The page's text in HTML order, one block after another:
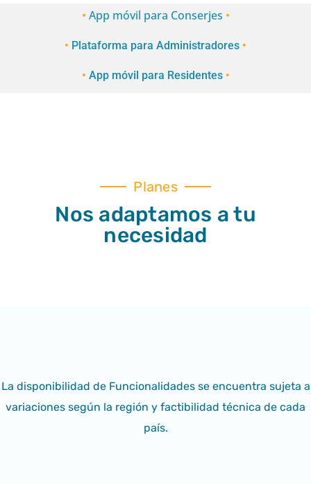
• App móvil para Conserjes •
• Plataforma para Administradores •
• App móvil para Residentes •
Planes
Nos adaptamos a tu
necesidad
La disponibilidad de Funcionalidades se encuentra sujeta a
variaciones según la región y factibilidad técnica de cada
país.